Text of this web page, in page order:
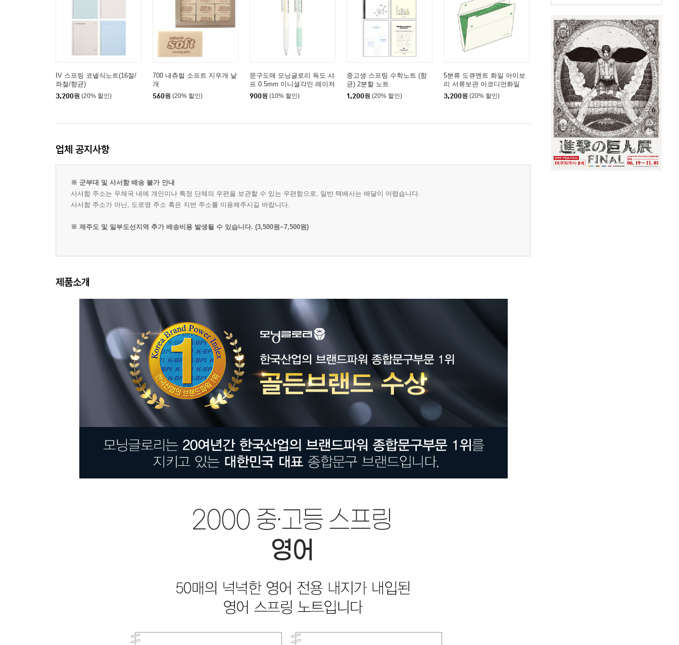
IV 스프링 코넬식노트(16절/
좌철/향균)
3,200원 (20% 할인)
700 내츄럴 소프트 지우개 낱
개
560원 (20% 할인)
문구도매 모닝글로리 독도 샤
프 0.5mm 이니셜각인 레이저
각인
900원 (10% 할인)
중고생 스프링 수학노트 (항
균) 2분할 노트
1,200원 (20% 할인)
5분류 도큐멘트 화일 아이보
리 서류보관 아코디언화일
3,200원 (20% 할인)
업체 공지사항
※ 군부대 및 사서함 배송 불가 안내
사서함 주소는 우체국 내에 개인이나 특정 단체의 우편을 보관할 수 있는 우편함으로, 일반 택배사는 배달이 어렵습니다.
사서함 주소가 아닌, 도로명 주소 혹은 지번 주소를 이용해주시길 바랍니다.
※ 제주도 및 일부도선지역 추가 배송비용 발생될 수 있습니다. (3,500원~7,500원)
제품소개